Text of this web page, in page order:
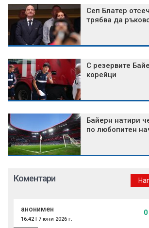
Сеп Блатер
трябва да
С резервите
корейци
Байерн натири
по любопитен
Коментари
анонимен
16:42 | 7 юни 2026 г.
0